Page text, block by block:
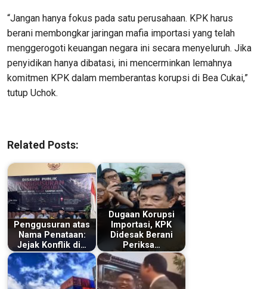
“Jangan hanya fokus pada satu perusahaan. KPK harus
berani membongkar jaringan mafia importasi yang telah
menggerogoti keuangan negara ini secara menyeluruh. Jika
penyidikan hanya dibatasi, ini mencerminkan lemahnya
komitmen KPK dalam memberantas korupsi di Bea Cukai,”
tutup Uchok.
Related Posts:
Penggusuran atas
Nama Penataan:
Jejak Konflik di…
Dugaan Korupsi
Importasi, KPK
Didesak Berani
Periksa…